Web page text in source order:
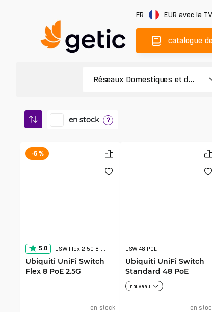
FR EUR avec la
catalogue
en stock ?
-6 %
5.0 USW-Flex-2.5G-8-PoE
Ubiquiti UniFi Switch
Flex 8 PoE 2.5G
en stock
USW-48-POE
Ubiquiti UniFi Switch
Standard 48 PoE
nouveau
en